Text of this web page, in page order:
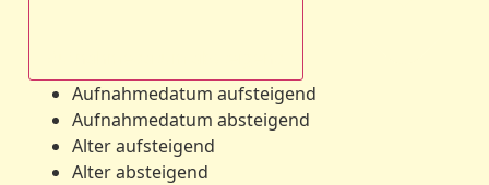
Aufnahmedatum aufsteigend
Aufnahmedatum absteigend
Alter aufsteigend
Alter absteigend